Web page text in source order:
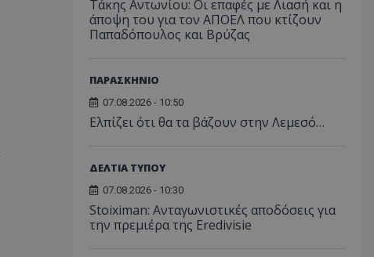
Τάκης Αντωνίου: Οι επαφές με Λιασή και η
άποψη του για τον ΑΠΟΕΛ που κτίζουν
Παπαδόπουλος και Βρύζας
ΠΑΡΑΣΚΗΝΙΟ
07.08.2026 - 10:50
Ελπίζει ότι θα τα βάζουν στην Λεμεσό…
ΔΕΛΤΙΑ ΤΥΠΟΥ
07.08.2026 - 10:30
Stoiximan: Ανταγωνιστικές αποδόσεις για
την πρεμιέρα της Eredivisie